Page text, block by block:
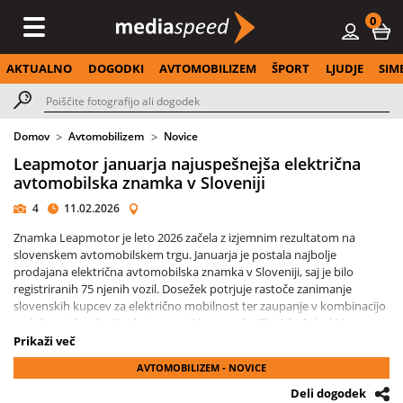
0
AKTUALNO DOGODKI AVTOMOBILIZEM ŠPORT LJUDJE
Domov Avtomobilizem Novice
Leapmotor januarja najuspešnejša električna
avtomobilska znamka v Sloveniji
4 11.02.2026
Znamka Leapmotor je leto 2026 začela z izjemnim rezultatom na
slovenskem avtomobilskem trgu. Januarja je postala najbolje
prodajana električna avtomobilska znamka v Sloveniji, saj je bilo
registriranih 75 njenih vozil. Dosežek potrjuje rastoče zanimanje
slovenskih kupcev za električno mobilnost ter zaupanje v kombinacijo
sodobne tehnologije, dostopnosti in uporabniške izkušnje, ki jo
ponuja znamka.
Ob prodajnem uspehu Leapmotor uvaja tudi pomembno novost na
domačem trgu. Kot prvi kitajski avtomobilski proizvajalec v Sloveniji je
Prikaži več
AVTOMOBILIZEM - NOVICE
Deli dogodek